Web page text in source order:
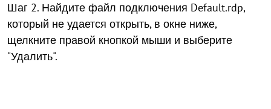
Шаг 2. Найдите файл подключения Default.rdp,
который не удается открыть, в окне ниже,
щелкните правой кнопкой мыши и выберите
"Удалить".